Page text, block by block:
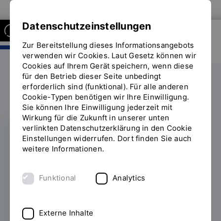
FAKULTÄT INFORMATIK UND
MATHEMATIK
Sie
befinden
sich
auf
der
Seite
"Fokus"
Forschung Fokus
Neues
FOKUS entwickelt KI-
gestützte Plattform zur
Datenschutzeinstellungen
Zur Bereitstellung dieses Informationsangebots
verwenden wir Cookies. Laut Gesetz können wir
Cookies auf Ihrem Gerät speichern, wenn diese
für den Betrieb dieser Seite unbedingt
erforderlich sind (funktional). Für alle anderen
Cookie-Typen benötigen wir Ihre Einwilligung.
Sie können Ihre Einwilligung jederzeit mit
Wirkung für die Zukunft in unserer unten
verlinkten Datenschutzerklärung in den Cookie
Einstellungen widerrufen. Dort finden Sie auch
weitere Informationen.
Funktional Analytics
Externe Inhalte